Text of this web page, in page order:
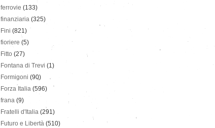
ferrovie (133)
finanziaria (325)
Fini (821)
fioriere (5)
Fitto (27)
Fontana di Trevi (1)
Formigoni (90)
Forza Italia (596)
frana (9)
Fratelli d'Italia (291)
Futuro e Libertà (510)